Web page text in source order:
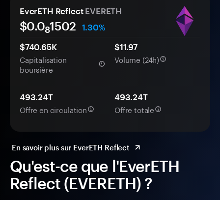
Qu'est-ce que l'EverETH
Reflect (EVERETH) ?
EverETH Reflect EVERETH
$0.081502
1.30%
$740.65K
Capitalisation
boursière
$11.97
Volume (24h)
493.24T
Offre en circulation
493.24T
Offre totale
En savoir plus sur EverETH Reflect